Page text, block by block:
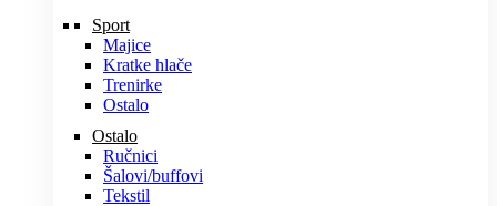
Sport
Majice
Kratke hlače
Trenirke
Ostalo
Ostalo
Ručnici
Šalovi/buffovi
Tekstil